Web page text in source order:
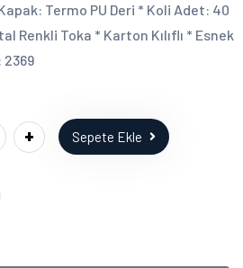
Termo PU Deri * Koli Adet: 40
Renkli Toka * Karton Kılıflı * Esnek
+ Sepete Ekle